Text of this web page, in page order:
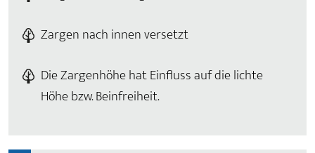
Zargen nach innen versetzt
Die Zargenhöhe hat Einfluss auf die lichte
Höhe bzw. Beinfreiheit.